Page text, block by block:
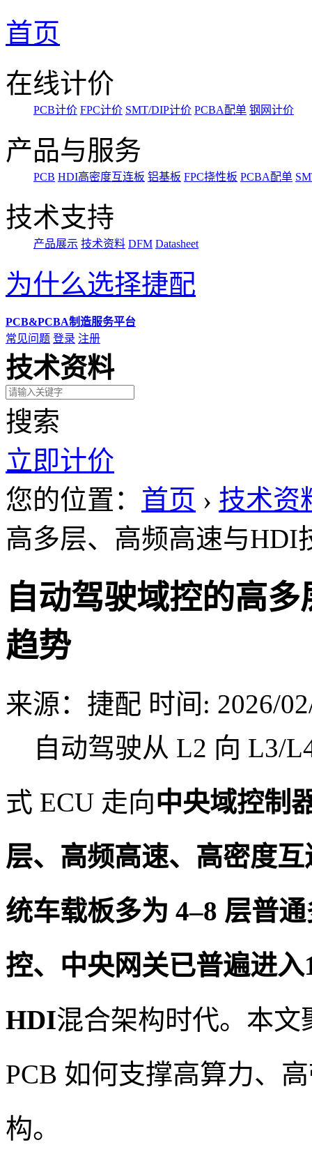
首页
在线计价
PCB计价 FPC计价 SMT/DIP计价 PCBA配单 钢网计价
产品与服务
PCB HDI高密度互连板 铝基板 FPC挠性板 PCBA配单
技术支持
产品展示 技术资料 DFM Datasheet
为什么选择捷配
PCB&PCBA制造服务平台
常见问题 登录 注册
技术资料
搜索
立即计价
您的位置： 首页 › 技术资
高多层、高频高速与HDI
自动驾驶域控的高
趋势
来源：捷配 时间: 2026/
自动驾驶从 L2 向 L3/
式 ECU 走向中央域控制
层、高频高速、高密度
统车载板多为 4–8 层普
控、中央网关已普遍进
HDI混合架构时代。本
PCB 如何支撑高算力、
构。